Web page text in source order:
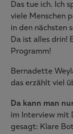
Das tue ich. Ich
viele Menschen
in den nächsten
Da ist alles drin!
Programm!
Bernadette
das erzählt viel
Da kann man
im Interview mit
gesagt: Klare